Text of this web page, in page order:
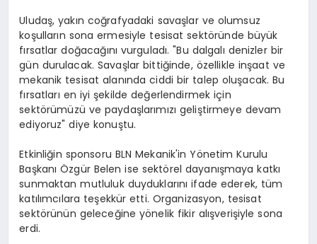
Uludaş, yakın coğrafyadaki savaşlar ve olumsuz
koşulların sona ermesiyle tesisat sektöründe büyük
fırsatlar doğacağını vurguladı. "Bu dalgalı denizler bir
gün durulacak. Savaşlar bittiğinde, özellikle inşaat ve
mekanik tesisat alanında ciddi bir talep oluşacak. Bu
fırsatları en iyi şekilde değerlendirmek için
sektörümüzü ve paydaşlarımızı geliştirmeye devam
ediyoruz" diye konuştu.
Etkinliğin sponsoru BLN Mekanik'in Yönetim Kurulu
Başkanı Özgür Belen ise sektörel dayanışmaya katkı
sunmaktan mutluluk duyduklarını ifade ederek, tüm
katılımcılara teşekkür etti. Organizasyon, tesisat
sektörünün geleceğine yönelik fikir alışverişiyle sona
erdi.